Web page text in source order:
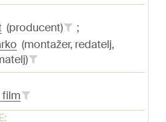
(producent)
;
(montažer, redatelj,